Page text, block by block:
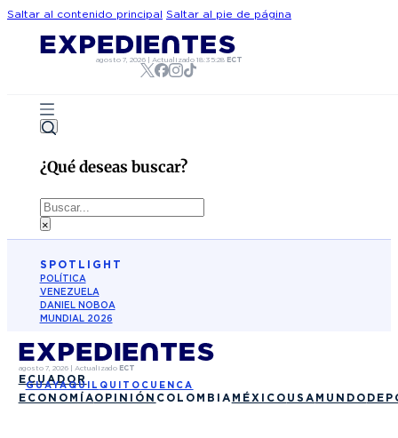
Saltar al contenido principal Saltar al pie de página
agosto 7, 2026| Actualizado 18:35:28 ECT
¿Qué deseas buscar?
Buscar
×
SPOTLIGHT
POLÍTICA
VENEZUELA
DANIEL NOBOA
MUNDIAL 2026
agosto 7, 2026| Actualizado ECT
ECUADOR
GUAYAQUIL QUITO CUENCA
ECONOMÍAOPINIÓN COLOMBIA MÉXICO USA MUNDO